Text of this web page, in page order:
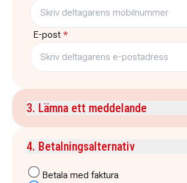
E-post *
3. Lämna ett meddelande
4. Betalningsalternativ
Betala med faktura